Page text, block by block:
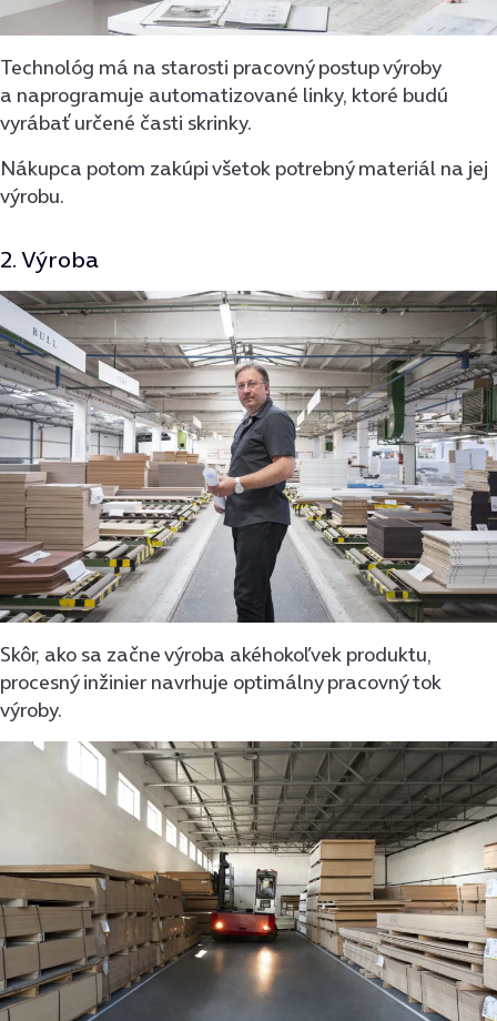
Technológ má na starosti pracovný postup výroby
a naprogramuje automatizované linky, ktoré budú
vyrábať určené časti skrinky.
Nákupca potom zakúpi všetok potrebný materiál na jej
výrobu.
2. Výroba
Skôr, ako sa začne výroba akéhokoľvek produktu,
procesný inžinier navrhuje optimálny pracovný tok
výroby.